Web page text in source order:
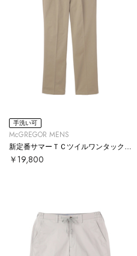
手洗い可
McGREGOR MENS
￥19,800